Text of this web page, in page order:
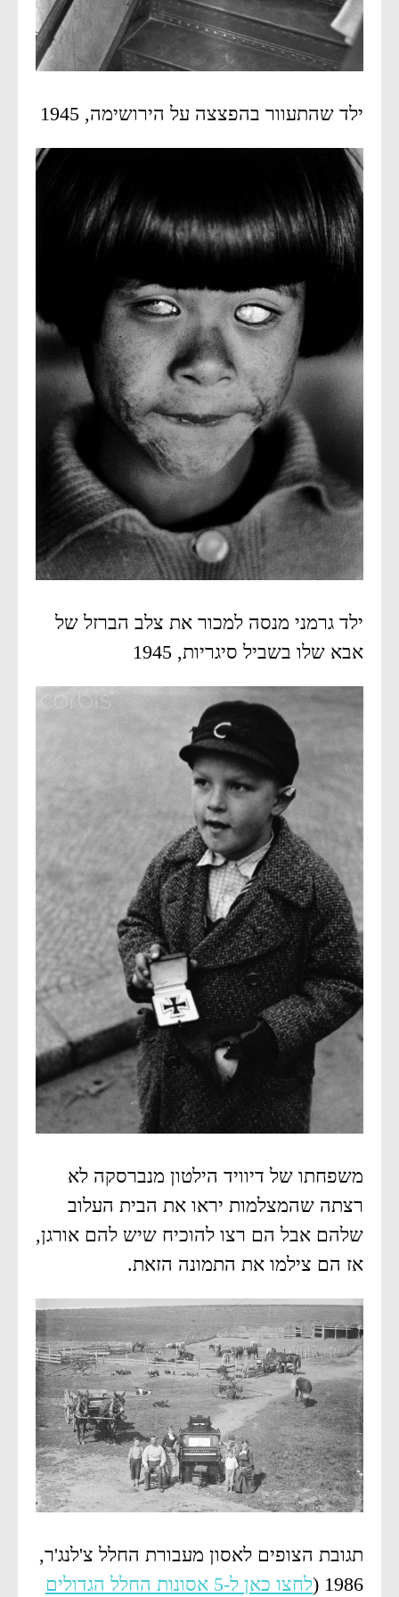
ילד שהתעוור בהפצצה על הירושימה, 1945
ילד גרמני מנסה למכור את צלב הברזל של
אבא שלו בשביל סיגריות, 1945
משפחתו של דיוויד הילטון מנברסקה לא
רצתה שהמצלמות יראו את הבית העלוב
שלהם אבל הם רצו להוכיח שיש להם אורגן,
אז הם צילמו את התמונה הזאת.
תגובת הצופים לאסון מעבורת החלל צ'לנג'ר,
1986 (
לחצו כאן ל-5 אסונות החלל הגדולים